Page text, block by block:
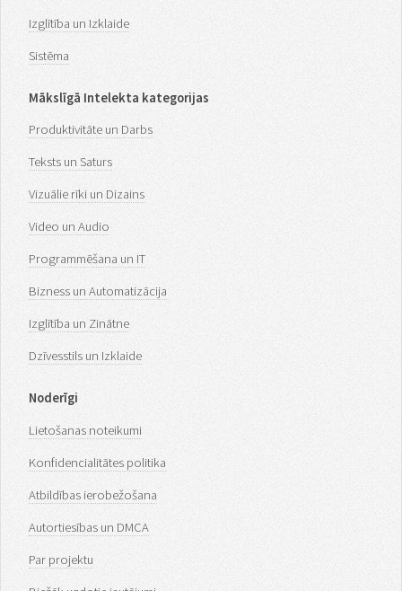
Izglītība un Izklaide
Sistēma
Mākslīgā Intelekta kategorijas
Produktivitāte un Darbs
Teksts un Saturs
Vizuālie rīki un Dizains
Video un Audio
Programmēšana un IT
Bizness un Automatizācija
Izglītība un Zinātne
Dzīvesstils un Izklaide
Noderīgi
Lietošanas noteikumi
Konfidencialitātes politika
Atbildības ierobežošana
Autortiesības un DMCA
Par projektu